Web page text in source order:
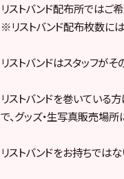
リストバンド配布所ではご
※リストバンド配布枚数に
リストバンドはスタッフが
リストバンドを巻いている
で、グッズ・生写真販売場所
リストバンドをお持ちでは